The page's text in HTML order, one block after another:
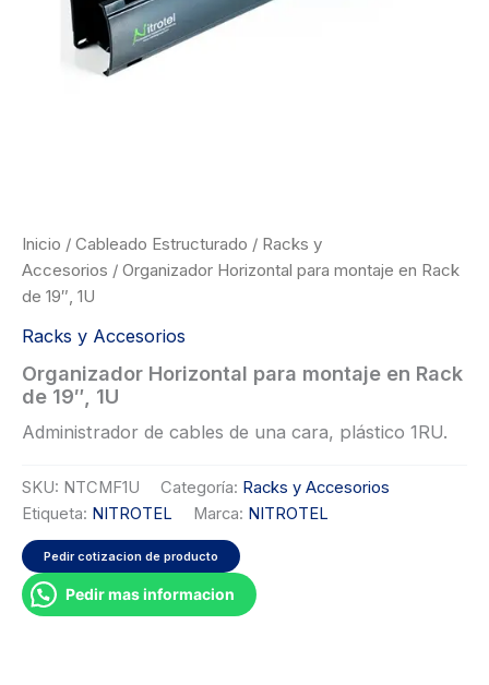
Inicio / Cableado Estructurado / Racks y
Accesorios / Organizador Horizontal para montaje en Rack
de 19″, 1U
Racks y Accesorios
Organizador Horizontal para montaje en Rack
de 19″, 1U
Administrador de cables de una cara, plástico 1RU.
SKU: NTCMF1U Categoría: Racks y Accesorios
Etiqueta: NITROTEL Marca: NITROTEL
Pedir cotizacion de producto
Pedir mas informacion